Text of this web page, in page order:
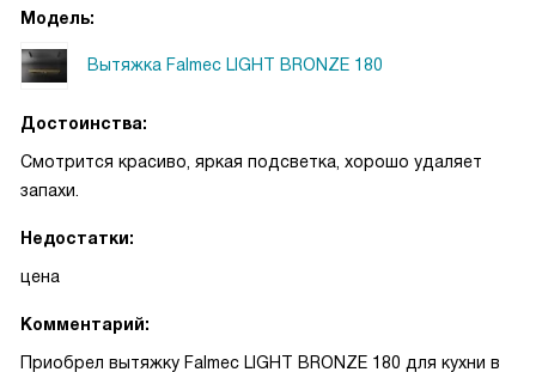
Модель:
Вытяжка Falmec LIGHT BRONZE 180
Достоинства:
Смотрится красиво, яркая подсветка, хорошо удаляет
запахи.
Недостатки:
цена
Комментарий:
Приобрел вытяжку Falmec LIGHT BRONZE 180 для кухни в